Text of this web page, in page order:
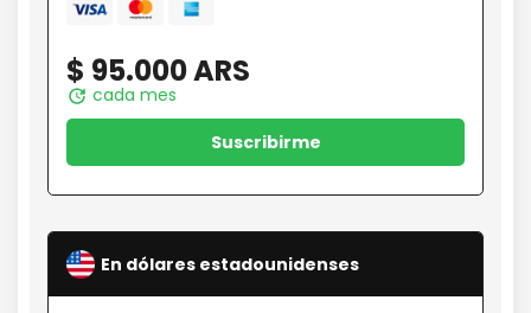
Visa Mastercard
amex
$ 95.000 ARS
update cada mes
Suscribirme
En dólares estadounidenses